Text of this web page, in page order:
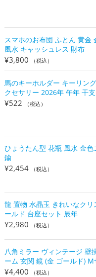
スマホのお布団 ふとん 黄金
風水 キャッシュレス 財布
¥3,800 （税込）
馬のキーホルダー キーリン
クセサリー 2026年 午年 干支
¥522 （税込）
ひょうたん型 花瓶 風水 金
鍮
¥2,454 （税込）
龍 置物 水晶玉 きれいなク
ールド 台座セット 辰年
¥2,980 （税込）
八角ミラー ヴィンテージ 壁
ーム 玄関 鏡 (金 ゴールド) M
¥4,400 （税込）